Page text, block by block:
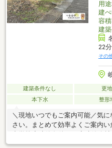
用
建
容
建
22分
その
建築条件なし 更地
本下水
整形
＼現地いつでもご案内可能／気
さい。まとめて効率よくご案内
1600万円で販売中□□建売以外の